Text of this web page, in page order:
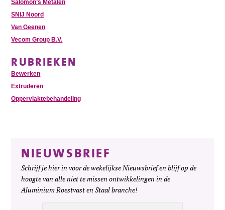
Salomon’s Metalen
SNIJ Noord
Van Geenen
Vecom Group B.V.
RUBRIEKEN
Bewerken
Extruderen
Oppervlaktebehandeling
NIEUWSBRIEF
Schrijf je hier in voor de wekelijkse Nieuwsbrief en blijf op de
hoogte van alle niet te missen ontwikkelingen in de
Aluminium Roestvast en Staal branche!